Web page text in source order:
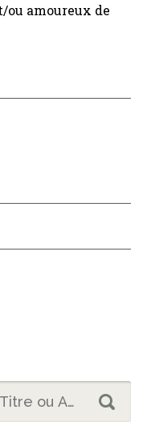
ou amoureux de